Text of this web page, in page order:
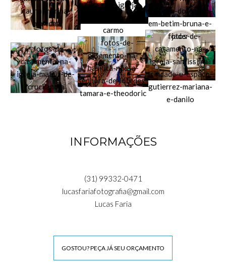
INFORMAÇÕES
(31) 99332-0471
lucasfariafotografia@gmail.com
Lucas Faria
GOSTOU? PEÇA JÁ SEU ORÇAMENTO